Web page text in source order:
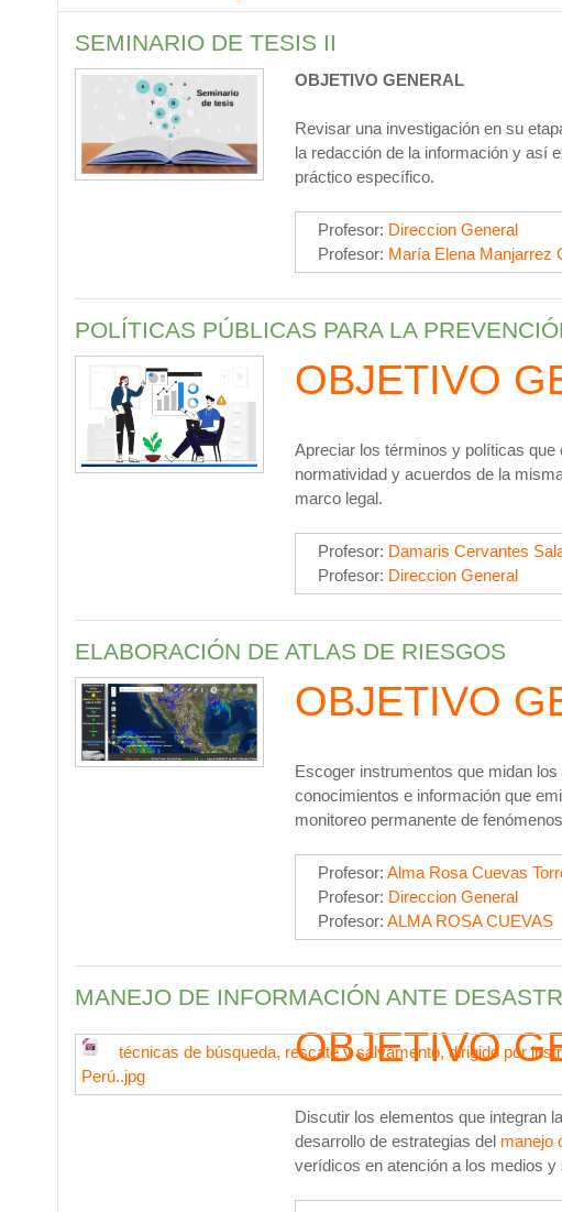
SEMINARIO DE TESIS II
OBJETIVO GENERAL
Revisar una investigación en su
la redacción de la información y así
práctico específico.
Profesor: Direccion General
Profesor: María Elena Manjarrez
POLÍTICAS PÚBLICAS PARA LA
OBJETIVO
Apreciar los términos y políticas
normatividad y acuerdos de la
marco legal.
Profesor: Damaris Cervantes
Profesor: Direccion General
ELABORACIÓN DE ATLAS DE RIESGOS
OBJETIVO
Escoger instrumentos que midan
conocimientos e información que
monitoreo permanente de
Profesor: Alma Rosa Cuevas
Profesor: Direccion General
Profesor: ALMA ROSA CUEVAS
MANEJO DE INFORMACIÓN ANTE
OBJETIVO
Discutir los elementos que integran
desarrollo de estrategias del manejo
verídicos en atención a los medios y
técnicas de búsqueda, rescate y salvamento, dirigido por
Perú..jpg